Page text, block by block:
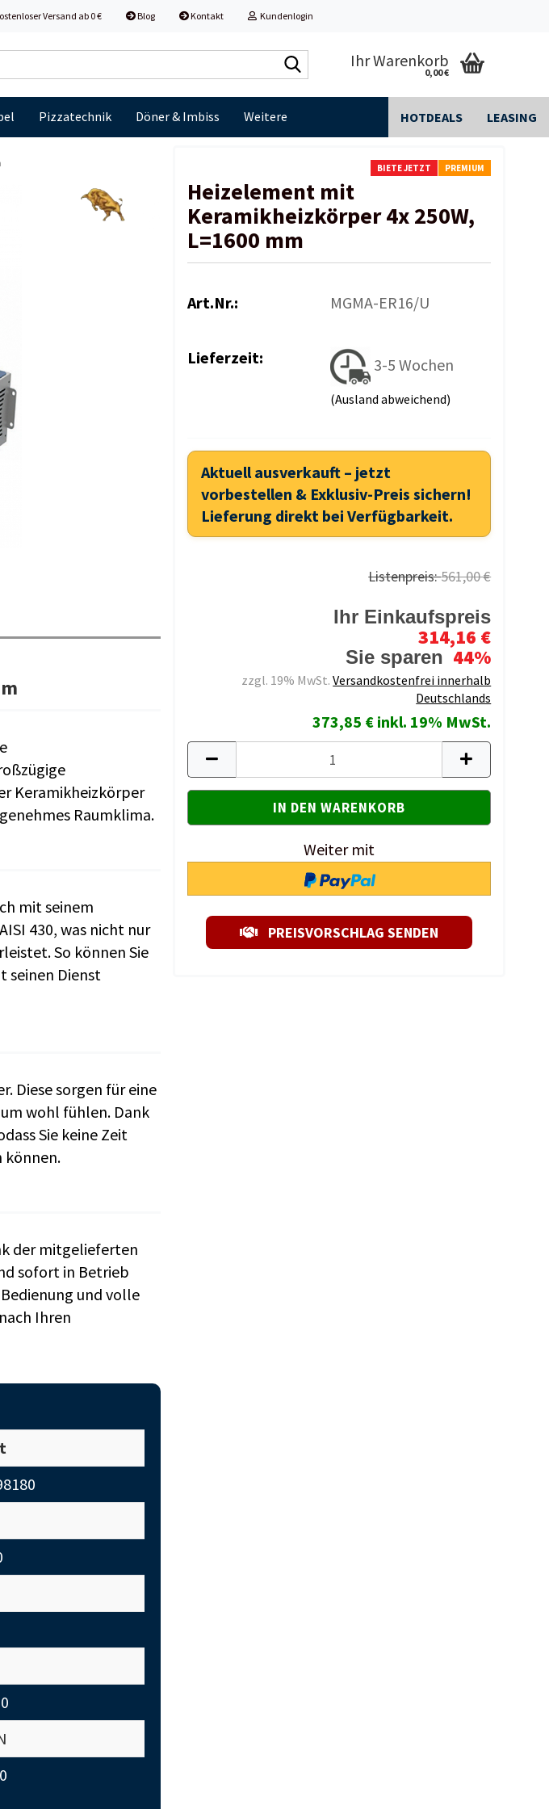
Versand ab 0 € Blog Kontakt Kundenlogin
durchsuchen...
Ihr Warenkorb
0,00 €
Pizzatechnik Döner & Imbiss HOTDEALS LEASING
Weitere
BIETE JETZT PREMIUM
Heizelement mit
Keramikheizkörper 4x 250W,
L=1600 mm
Art.Nr.: MGMA-ER16/U
Lieferzeit: 3-5 Wochen
(Ausland abweichend)
Aktuell ausverkauft – jetzt
vorbestellen & Exklusiv-Preis sichern!
Lieferung direkt bei Verfügbarkeit.
Listenpreis:561,00 €
Ihr Einkaufspreis
314,16 €
Sie sparen 44%
zzgl. 19% MwSt.Versandkostenfrei innerhalb
Deutschlands
373,85 € inkl. 19% MwSt.
Weiter mit
PREISVORSCHLAG SENDEN
Keramikheizkörper
Raumklima.
mit seinem
430, was nicht nur
So können Sie
seinen Dienst
Diese sorgen für eine
wohl fühlen. Dank
Sie keine Zeit
können.
der mitgelieferten
sofort in Betrieb
und volle
Ihren